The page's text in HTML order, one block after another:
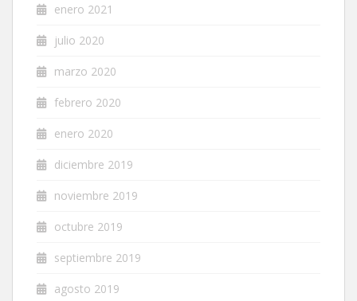
enero 2021
julio 2020
marzo 2020
febrero 2020
enero 2020
diciembre 2019
noviembre 2019
octubre 2019
septiembre 2019
agosto 2019